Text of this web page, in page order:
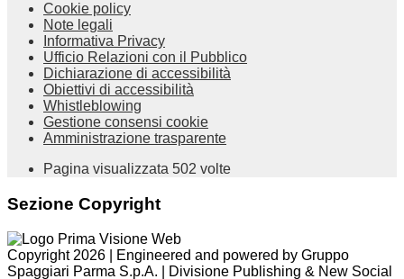
Cookie policy
Note legali
Informativa Privacy
Ufficio Relazioni con il Pubblico
Dichiarazione di accessibilità
Obiettivi di accessibilità
Whistleblowing
Gestione consensi cookie
Amministrazione trasparente
Pagina visualizzata 502 volte
Sezione Copyright
Copyright 2026 | Engineered and powered by Gruppo
Spaggiari Parma S.p.A. | Divisione Publishing & New Social